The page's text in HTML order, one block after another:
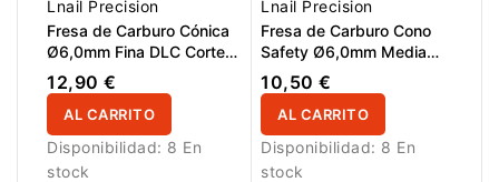
Lnail Precision
Fresa de Carburo Cónica
Ø6,0mm Fina DLC Corte
Cruzado Super Cut LT
14,6mm
12,90 €
AL CARRITO
Disponibilidad: 8 En
stock
Lnail Precision
Fresa de Carburo Cono
Safety Ø6,0mm Media
Corte Cruzado LT 12,7mm
10,50 €
AL CARRITO
Disponibilidad: 8 En
stock